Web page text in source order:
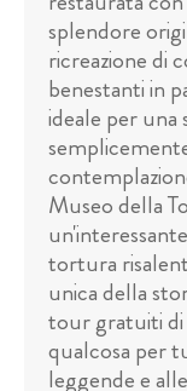
splendore
ricreazione di
benestanti in
ideale per una
Museo della
tortura
unica della
tour gratuiti
qualcosa per
leggende e